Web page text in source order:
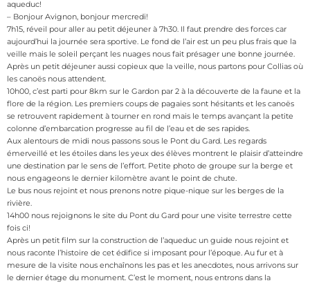
aqueduc!
– Bonjour Avignon, bonjour mercredi!
7h15, réveil pour aller au petit déjeuner à 7h30. Il faut prendre des forces car
aujourd’hui la journée sera sportive. Le fond de l’air est un peu plus frais que la
veille mais le soleil perçant les nuages nous fait présager une bonne journée.
Après un petit déjeuner aussi copieux que la veille, nous partons pour Collias où
les canoës nous attendent.
10h00, c’est parti pour 8km sur le Gardon par 2 à la découverte de la faune et la
flore de la région. Les premiers coups de pagaies sont hésitants et les canoës
se retrouvent rapidement à tourner en rond mais le temps avançant la petite
colonne d’embarcation progresse au fil de l’eau et de ses rapides.
Aux alentours de midi nous passons sous le Pont du Gard. Les regards
émerveillé et les étoiles dans les yeux des élèves montrent le plaisir d’atteindre
une destination par le sens de l’effort. Petite photo de groupe sur la berge et
nous engageons le dernier kilomètre avant le point de chute.
Le bus nous rejoint et nous prenons notre pique-nique sur les berges de la
rivière.
14h00 nous rejoignons le site du Pont du Gard pour une visite terrestre cette
fois ci!
Après un petit film sur la construction de l’aqueduc un guide nous rejoint et
nous raconte l’histoire de cet édifice si imposant pour l’époque. Au fur et à
mesure de la visite nous enchaînons les pas et les anecdotes, nous arrivons sur
le dernier étage du monument. C’est le moment, nous entrons dans la